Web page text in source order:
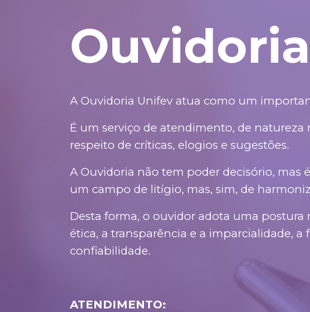
Ouvidoria
A Ouvidoria Unifev atua como um
É um serviço de atendimento, de
respeito de críticas, elogios e sugestões.
A Ouvidoria não tem poder decisório, mas
um campo de litígio, mas, sim, de
Desta forma, o ouvidor adota uma
ética, a transparência e a imparcialidade,
confiabilidade.
ATENDIMENTO: